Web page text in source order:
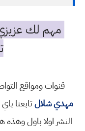
مهم لك عزيزي
قنوات ومواقع
مهدي شلالتابعنا
النشر اولا باول وهذه